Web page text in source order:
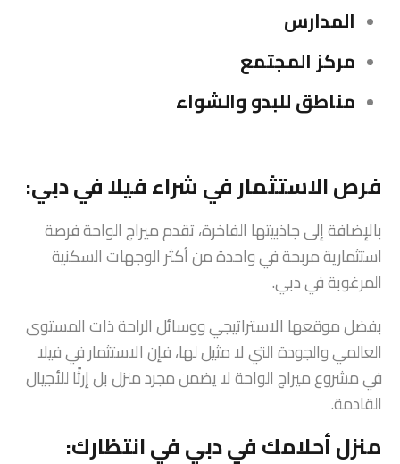
المدارس
مركز المجتمع
مناطق للبدو والشواء
فرص الاستثمار في شراء فيلا في دبي:
بالإضافة إلى جاذبيتها الفاخرة، تقدم ميراج الواحة فرصة
استثمارية مربحة في واحدة من أكثر الوجهات السكنية
المرغوبة في دبي.
بفضل موقعها الاستراتيجي ووسائل الراحة ذات المستوى
العالمي والجودة التي لا مثيل لها، فإن الاستثمار في فيلا
في مشروع ميراج الواحة لا يضمن مجرد منزل بل إرثًا للأجيال
القادمة.
منزل أحلامك في دبي في انتظارك: